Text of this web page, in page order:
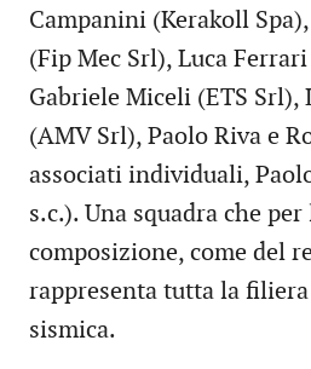
Campanini (Kerakoll
(Fip Mec Srl), Luca
Gabriele Miceli (ETS
(AMV Srl), Paolo Riva e
associati individuali,
s.c.). Una squadra che per
composizione, come del
rappresenta tutta la
sismica.